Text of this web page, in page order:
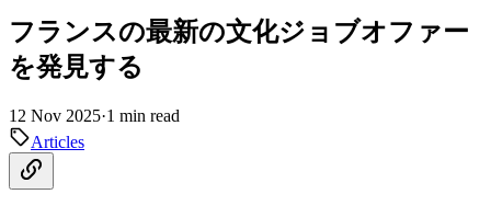
フランスの最新の文化ジョブオファー
を発見する
12 Nov 2025·1 min read
Articles